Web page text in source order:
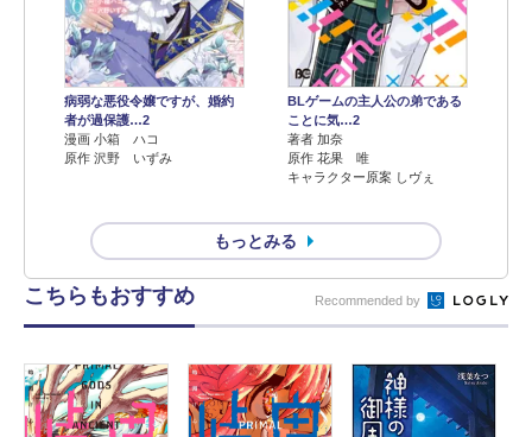
病弱な悪役令嬢ですが、婚約
者が過保護…2
漫画 小箱 ハコ
原作 沢野 いずみ
BLゲームの主人公の弟である
ことに気…2
著者 加奈
原作 花果 唯
キャラクター原案 しヴぇ
もっとみる
こちらもおすすめ Recommended by